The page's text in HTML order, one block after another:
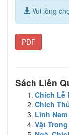
Vui lòng
PDF
Sách Liên
Chích Lễ
Chích
Lĩnh
Vật